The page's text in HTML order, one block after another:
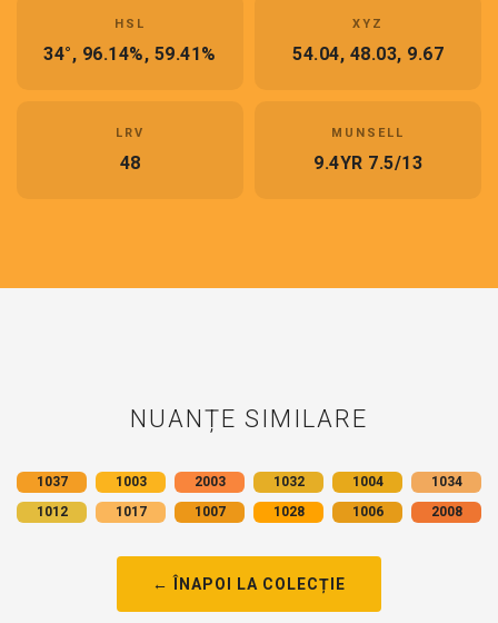
HSL
34°, 96.14%, 59.41%
XYZ
54.04, 48.03, 9.67
LRV
48
MUNSELL
9.4YR 7.5/13
NUANȚE SIMILARE
1037 1003 2003 1032 1004
1034
1012
1017 1007 1028 1006 2008
← ÎNAPOI LA COLECȚIE